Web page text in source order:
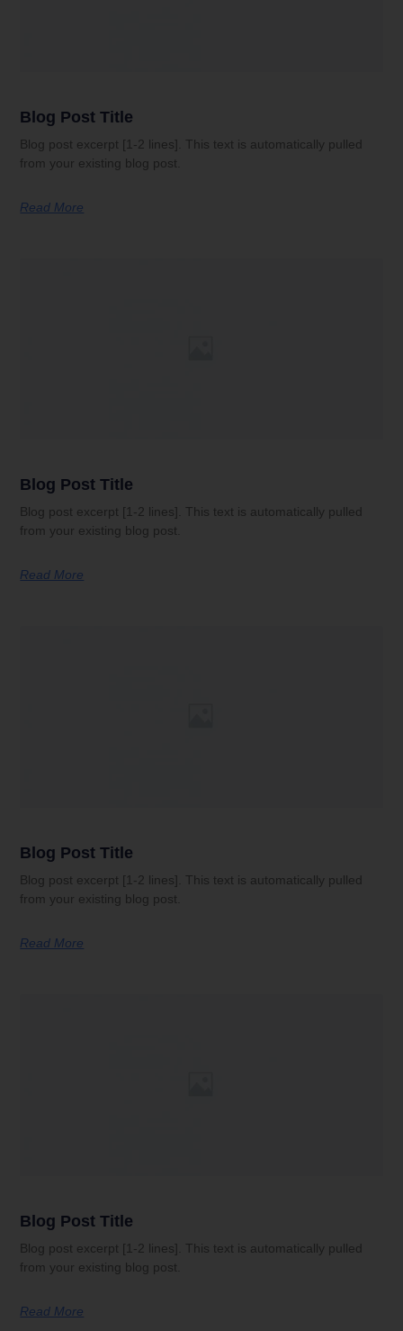
Blog Post Title
Blog post excerpt [1-2 lines]. This text is automatically pulled
from your existing blog post.
Read More
Blog Post Title
Blog post excerpt [1-2 lines]. This text is automatically pulled
from your existing blog post.
Read More
Blog Post Title
Blog post excerpt [1-2 lines]. This text is automatically pulled
from your existing blog post.
Read More
Blog Post Title
Blog post excerpt [1-2 lines]. This text is automatically pulled
from your existing blog post.
Read More